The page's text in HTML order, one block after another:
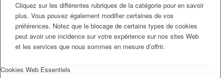
Cliquez sur les différentes rubriques de la catégorie pour en savoir
plus. Vous pouvez également modifier certaines de vos
préférences. Notez que le blocage de certains types de cookies
peut avoir une incidence sur votre expérience sur nos sites Web
et les services que nous sommes en mesure d’offrir.
Cookies Web Essentiels